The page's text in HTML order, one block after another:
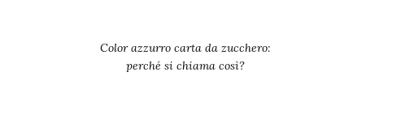
Color azzurro carta da zucchero:
perché si chiama così?